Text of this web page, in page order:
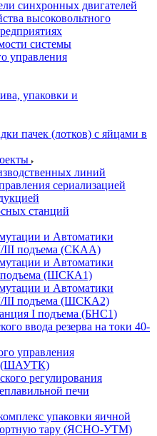
синхронных двигателей
высоковольтного
системы
управления
упаковки и
пачек (лотков) с яйцами в
линий
сериализацией
станций
и Автоматики
III подъема (СКАА)
и Автоматики
подъема (ШСКА1)
и Автоматики
III подъема (ШСКА2)
I подъема (БНС1)
ввода резерва на токи 40-
управления
(ШАУТК)
регулирования
печи
упаковки яичной
тару (ЯСНО-УТМ)